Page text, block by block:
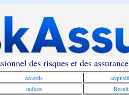
des risques et des
accords
indices